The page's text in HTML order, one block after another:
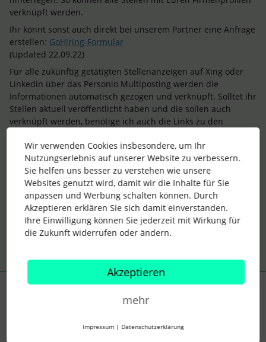
verknüpft werden.
Ihr könnt sonst auch direkt bei unserem Partner eine Anfrage
erstellen: GoHiring-Formular
(Updated 22.09.22)
Für alle zukünftig getätigten Stellenanzeigen auf Xing oder
Linkedin über das Personio Multiposting werden die
Informationen automatisch gezogen und verknüpft. Solltet ihr
Stellen aktuell veröffentlicht haben und die sollen auch
verknüpft werden, benötige ich auch die Links zu den
Partner GoHiring weitergeben kann und diese die Links auf
deren Seite aktualisieren können.
Liebe Grüße,
Lena
1 Personen gefällt dies
ja, ich würde mich sehr freuen, wenn Du Dich per Mail bei
Wir verwenden Cookies insbesondere, um Ihr
Nutzungserlebnis auf unserer Website zu verbessern.
Sie helfen uns besser zu verstehen wie unsere
Websites genutzt wird, damit wir die Inhalte für Sie
anpassen und Werbung schalten können. Durch
Akzeptieren erklären Sie sich damit einverstanden.
Ihre Einwilligung können Sie jederzeit mit Wirkung für
die Zukunft widerrufen oder ändern.
Akzeptieren
mehr
Impressum | Datenschutzerklärung